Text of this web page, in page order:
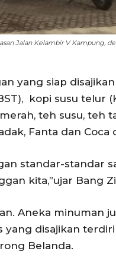
Jalan Kelambir V Kampung,
yang siap
kopi susu telur
teh susu, teh
Fanta dan Coca
standar-standar
kita,”ujar Bang
Aneka minuman
yang disajikan
Belanda.